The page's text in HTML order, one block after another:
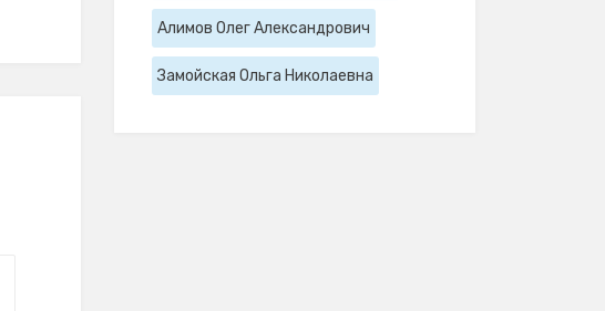
Алимов Олег Александрович
Замойская Ольга Николаевна